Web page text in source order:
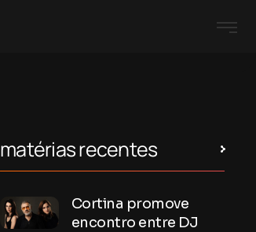
matérias recentes
Cortina promove
encontro entre DJ